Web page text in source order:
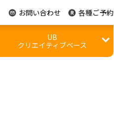
お問い合わせ 各種ご予約
UB
クリエイティブベース